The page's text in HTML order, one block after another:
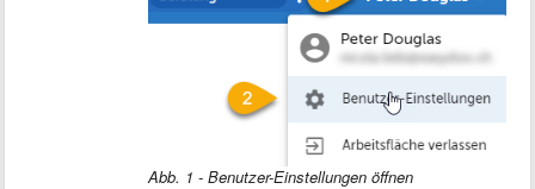
Abb. 1 - Benutzer-Einstellungen öffnen